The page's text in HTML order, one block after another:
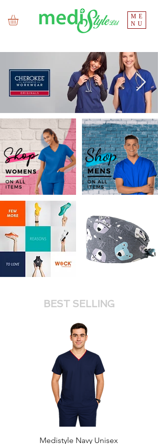
ME
NU
BEST SELLING
Medistyle Navy Unisex